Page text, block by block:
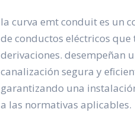
la curva emt conduit es un
de conductos eléctricos
derivaciones. desempeñan
canalización segura y
garantizando una
a las normativas aplicables.